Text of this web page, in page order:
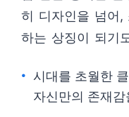
히 디자인을 넘어,
하는 상징이 되기
시대를 초월한
자신만의 존재